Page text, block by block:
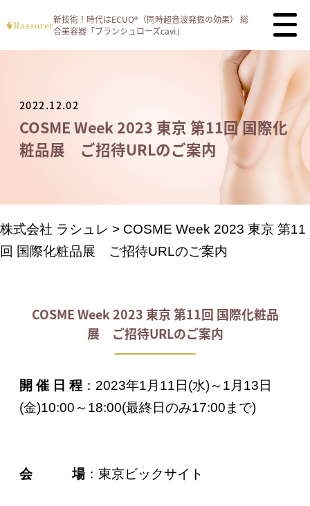
新技術！時代はECUO®（同時超音波発振の効果） 総
合美容器「ブランシュローズcavi」
2022.12.02
COSME Week 2023 東京 第11回 国際化
粧品展 ご招待URLのご案内
株式会社 ラシュレ > COSME Week 2023 東京 第11
回 国際化粧品展 ご招待URLのご案内
COSME Week 2023 東京 第11回 国際化粧品
展 ご招待URLのご案内
開 催 日 程 ：2023年1月11日(水)～1月13日
(金)10:00～18:00(最終日のみ17:00まで)
会 場：東京ビックサイト